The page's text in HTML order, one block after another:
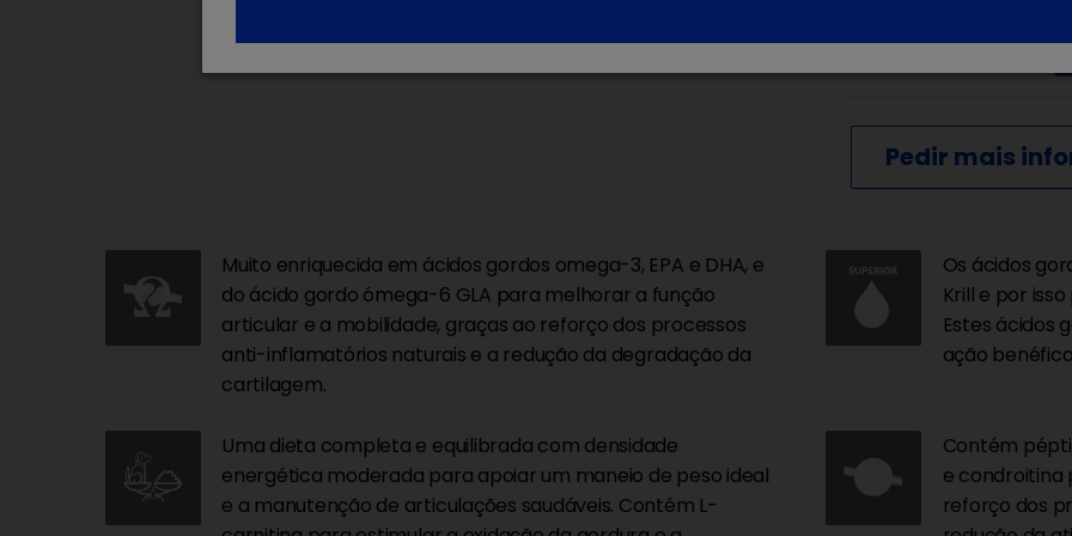
Pedir mais
Muito enriquecida em ácidos gordos omega-3, EPA e DHA, e
do ácido gordo ómega-6 GLA para melhorar a função
articular e a mobilidade, graças ao reforço dos processos
anti-inflamatórios naturais e a redução da degradação da
cartilagem.
Os ácidos
Krill e por
Estes ácidos
ação
Uma dieta completa e equilibrada com densidade
energética moderada para apoiar um maneio de peso ideal
e a manutenção de articulações saudáveis. Contém L-
Contém
e condroitina
reforço dos